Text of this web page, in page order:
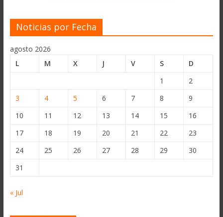
Noticias por Fecha
agosto 2026
L
M X J V S
D
1
2
3
4 5 6 7 8
9
10
11 12 13 14 15
16
17
18 19 20 21 22
23
24
25 26 27 28 29
30
31
« Jul